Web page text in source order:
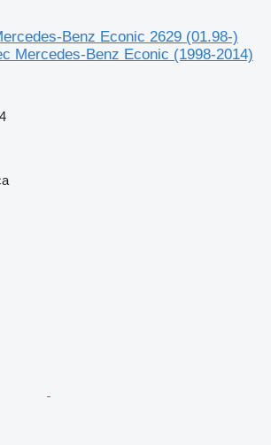
Benz Econic 2629 (01.98-)
Mercedes-Benz Econic (1998-2014)